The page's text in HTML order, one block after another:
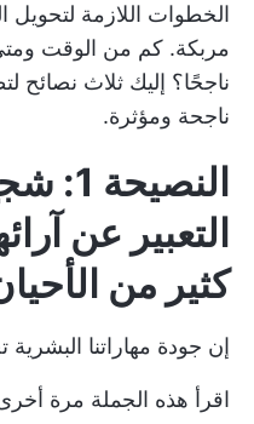
الخطوات اللازمة لتحويل
مربكة. كم من الوقت
ناجحًا؟ إليك ثلاث نصائح
ناجحة ومؤثرة.
التعبير عن
كثير من
إن جودة مهاراتنا
اقرأ هذه الجملة مرة